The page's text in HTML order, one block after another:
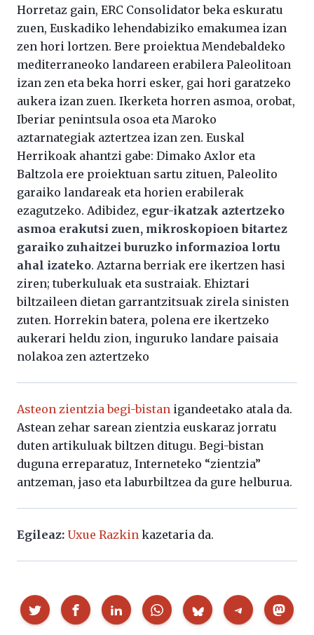
Horretaz gain, ERC Consolidator beka eskuratu
zuen, Euskadiko lehendabiziko emakumea izan
zen hori lortzen. Bere proiektua Mendebaldeko
mediterraneoko landareen erabilera Paleolitoan
izan zen eta beka horri esker, gai hori garatzeko
aukera izan zuen. Ikerketa horren asmoa, orobat,
Iberiar penintsula osoa eta Maroko
aztarnategiak aztertzea izan zen. Euskal
Herrikoak ahantzi gabe: Dimako Axlor eta
Baltzola ere proiektuan sartu zituen, Paleolito
garaiko landareak eta horien erabilerak
ezagutzeko. Adibidez, egur-ikatzak aztertzeko
asmoa erakutsi zuen, mikroskopioen bitartez
garaiko zuhaitzei buruzko informazioa lortu
ahal izateko. Aztarna berriak ere ikertzen hasi
ziren; tuberkuluak eta sustraiak. Ehiztari
biltzaileen dietan garrantzitsuak zirela sinisten
zuten. Horrekin batera, polena ere ikertzeko
aukerari heldu zion, inguruko landare paisaia
nolakoa zen aztertzeko
Asteon zientzia begi-bistan igandeetako atala da.
Astean zehar sarean zientzia euskaraz jorratu
duten artikuluak biltzen ditugu. Begi-bistan
duguna erreparatuz, Interneteko “zientzia”
antzeman, jaso eta laburbiltzea da gure helburua.
Egileaz: Uxue Razkin kazetaria da.
Partekatu